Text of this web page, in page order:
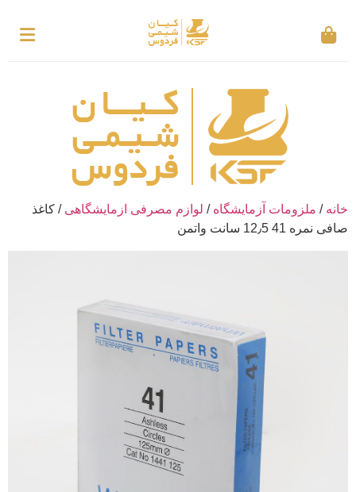
خانه / ملزومات آزمایشگاه / لوازم مصرفی ازمایشگاهی / کاغذ
صافی نمره 41 12٫5 سانت واتمن